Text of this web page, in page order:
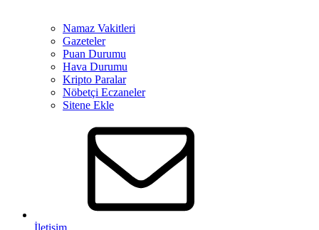
Namaz Vakitleri
Gazeteler
Puan Durumu
Hava Durumu
Kripto Paralar
Nöbetçi Eczaneler
Sitene Ekle
İletişim